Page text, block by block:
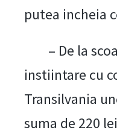
putea incheia
– De la
instiintare cu
Transilvania
suma de 220